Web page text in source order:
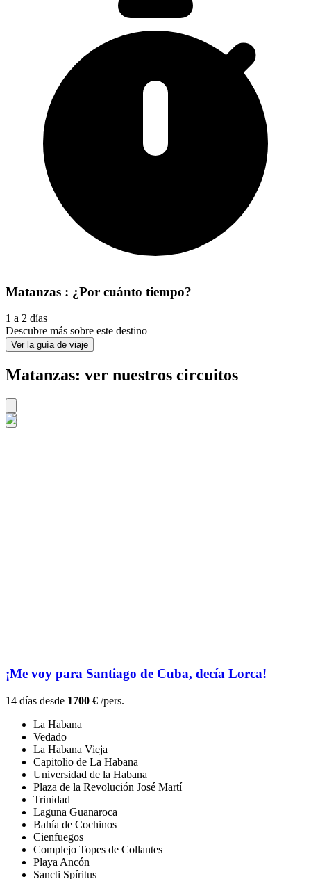
Matanzas : ¿Por cuánto tiempo?
1 a 2 días
Descubre más sobre este destino
Ver la guía de viaje
Matanzas: ver nuestros circuitos
¡Me voy para Santiago de Cuba, decía Lorca!
14 días desde 1700 € /pers.
La Habana
Vedado
La Habana Vieja
Capitolio de La Habana
Universidad de la Habana
Plaza de la Revolución José Martí
Trinidad
Laguna Guanaroca
Bahía de Cochinos
Cienfuegos
Complejo Topes de Collantes
Playa Ancón
Sancti Spíritus